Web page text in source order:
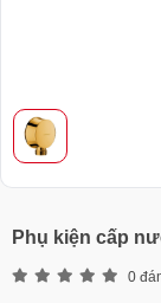
Phụ kiện cấp
0